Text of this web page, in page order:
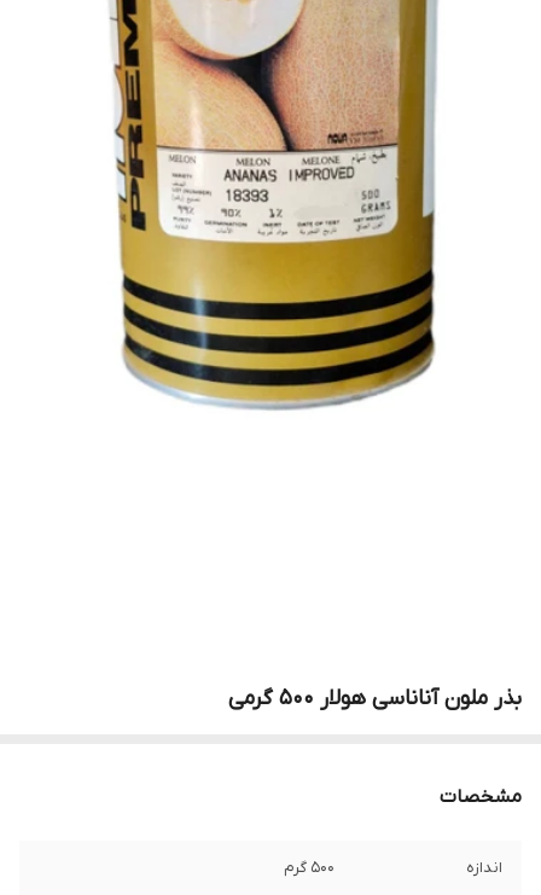
بذر ملون آناناسی هولار 500 گرمی
مشخصات
اندازه 500 گرم